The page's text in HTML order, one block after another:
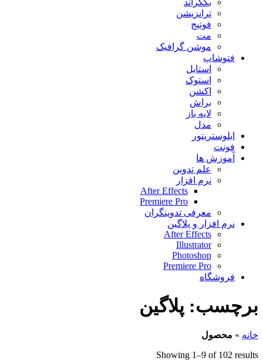
ترانزیشن
فوتیج
مت
موشن گرافیک
فتوشاپ
استایل
استوک
اکشن
براش
لایه باز
مدل
ایلوستریتور
فونت
آموزش ها
علم تدوین
نرم افزار
After Effects
Premiere Pro
معرفی تدوینگران
نرم افزار و پلاگین
After Effects
Illustrator
Photoshop
Premiere Pro
فروشگاه
برچسب: پلاگین
خانه » محصول
Showing 1–9 of 102 results